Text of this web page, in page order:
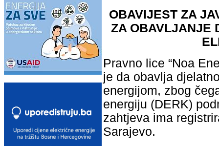
OBAVIJEST ZA
ZAOBAVLJANJE
Pravno lice “Noa
je da obavlja
energijom, zbog
energiju (DERK)
zahtjeva ima
Sarajevo.